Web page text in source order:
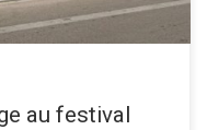
au festival